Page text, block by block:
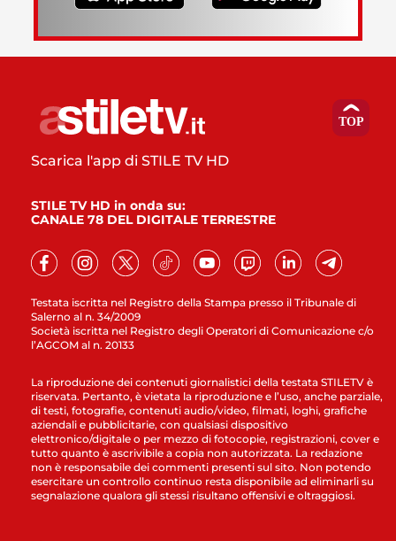
Testata iscritta nel Registro della Stampa presso il Tribunale di
Salerno al n. 34/2009
Società iscritta nel Registro degli Operatori di Comunicazione c/o
l’AGCOM al n. 20133
Scarica l'app di STILE TV HD
STILE TV HD in onda su:
CANALE 78 DEL DIGITALE TERRESTRE
La riproduzione dei contenuti giornalistici della testata STILETV è
riservata. Pertanto, è vietata la riproduzione e l’uso, anche parziale,
di testi, fotografie, contenuti audio/video, filmati, loghi, grafiche
aziendali e pubblicitarie, con qualsiasi dispositivo
elettronico/digitale o per mezzo di fotocopie, registrazioni, cover e
tutto quanto è ascrivibile a copia non autorizzata. La redazione
non è responsabile dei commenti presenti sul sito. Non potendo
esercitare un controllo continuo resta disponibile ad eliminarli su
segnalazione qualora gli stessi risultano offensivi e oltraggiosi.